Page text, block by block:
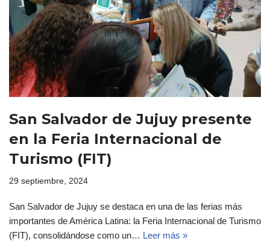
San Salvador de Jujuy presente
en la Feria Internacional de
Turismo (FIT)
29 septiembre, 2024
San Salvador de Jujuy se destaca en una de las ferias más
importantes de América Latina: la Feria Internacional de Turismo
(FIT), consolidándose como un… Leer más »